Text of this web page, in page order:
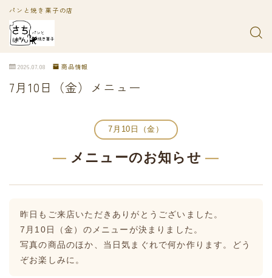
パンと焼き菓子の店
2026.07.08 商品情報
7月10日（金）メニュー
7月10日（金）
— メニューのお知らせ —
昨日もご来店いただきありがとうございました。
7月10日（金）のメニューが決まりました。
写真の商品のほか、当日気まぐれで何か作ります。どう
ぞお楽しみに。